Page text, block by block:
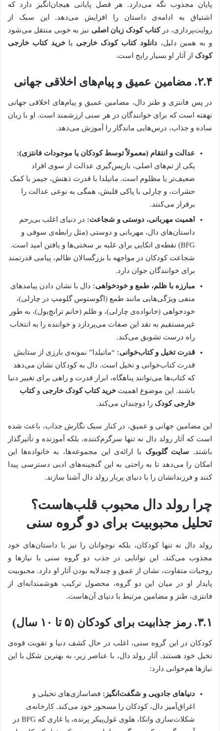
پایان مجذوب نگه می‌دارد. هر فصل پایانی هیجان‌انگیز دارد که
اشتیاق به ادامه‌ی داستان را افزایش می‌دهد. این سبک از
روایت‌پردازی، درکتاب کودک زبان اصلی نیز به خوبی منتقل می‌شود
و به همین دلیل،دانلود کتاب کودک خارجی یاخرید کتاب خارجی
کودک از آثار او بسیار رایج است.
۲.۴. مضامین عمیق و پیام‌های اخلاقی جهانی
در پس فانتزی و طنز دال، مضامین عمیق و پیام‌های اخلاقی جهانی
نهفته است که برای خوانندگان در هر سنی ارزشمند است. او با زبان
ساده و جذاب، درس‌هایی ماندگار را آموزش می‌دهد.
عدالت و انتقام (معمولاً توسط کودکان یا موجودات فانتزی):
یکی از تم‌های اصلی، بازپس‌گیری عدالت از سوی افراد
ضعیف‌تر یا مظلوم است. ماتیلدا با قدرت ذهنش، جیمز با کمک
حشرات، و چارلی با پاکی قلبش، همگی به نوعی عدالت را
برقرار می‌کنند.
اهمیت مهربانی، دوستی و شجاعت: در دنیای اغلب بی‌رحم
داستان‌های دال، مهربانی و دوستی (مثل رابطه‌ی سوفی و
BFG) نقطه‌ی اتکایی برای غلبه بر سختی‌ها و یافتن امید است.
شجاعت کودکان در مواجهه با بزرگسالان ظالم، پیامی قدرتمند
برای خوانندگان جوان دارد.
مبارزه با ظلم، طمع و خودخواهی: دال با نشان دادن پیامدهای
منفی ویژگی‌هایی مانند طمع (اگوستوس گلومپ در چارلی)،
خودخواهی (خانواده‌ی چارلی)، و ظلم (خانم ترانچ‌بول)، به طور
غیرمستقیم به نقد این صفات می‌پردازد و خواننده را به انتخاب
راه درست تشویق می‌کند.
قدرت تخیل و کتاب‌خوانی: “ماتیلدا” نمونه‌ی بارزی از ستایش
قدرت کتاب‌خوانی و تخیل است. دال به کودکان نشان می‌دهد
که کتاب‌ها می‌توانند پناهگاه، ابزار قدرت و راهی برای تغییر دنیا
باشند. این موضوع اهمیت خرید کتاب کودک خارجی وکتاب
خارجی کودک را دوچندان می‌کند.
این مضامین جهانی و عمیق، در کنار سبک نگارش جذاب، باعث شده
است که آثار رولد دال نه تنها سرگرم‌کننده، بلکه آموزنده و تأثیرگذار
باشند. سایت گلوبوک با ارائه‌ی این مجموعه‌ها، به خانواده‌ها این
امکان را می‌دهد تا به راحتی به این گنجینه‌های ادبی دسترسی پیدا
کنند و فرزندانشان را با دنیای پربار رولد دال آشنا سازند.
چرا رولد دال محبوب قلب‌هاست؟
تحلیل محبوبیت برای دو گروه سنی
رولد دال نه تنها کودکان، بلکه نوجوانان را نیز با داستان‌های خود
مجذوب می‌کند. این توانایی در جذب دو گروه سنی با نیازها و
روحیات متفاوت، نشان از عمق و چندلایه بودن آثار او دارد. محبوبیت
پایدار او در میان این دو گروه، محصول ترکیب هوشمندانه‌ای از
فانتزی، طنز و مضامین مرتبط با دنیای آن‌هاست.
۳.۱. رمز جذابیت برای کودکان (۵ تا ۱۰ سال)
کودکان در این گروه سنی، اغلب در حال کشف دنیا و تقویت قوه‌ی
تخیل خود هستند. آثار رولد دال، با عناصر زیر، به بهترین شکل با این
نیازها هم‌خوانی دارد:
دنیاهای جادویی و شگفت‌انگیز: فضاسازی‌های تخیلی و
اغراق‌آمیز دال، کودکان را مسحور خود می‌کند. کارخانه‌ی
شکلات‌سازی وانکا، هلوی غول‌پیکر پرنده، یا غاری که BFG در